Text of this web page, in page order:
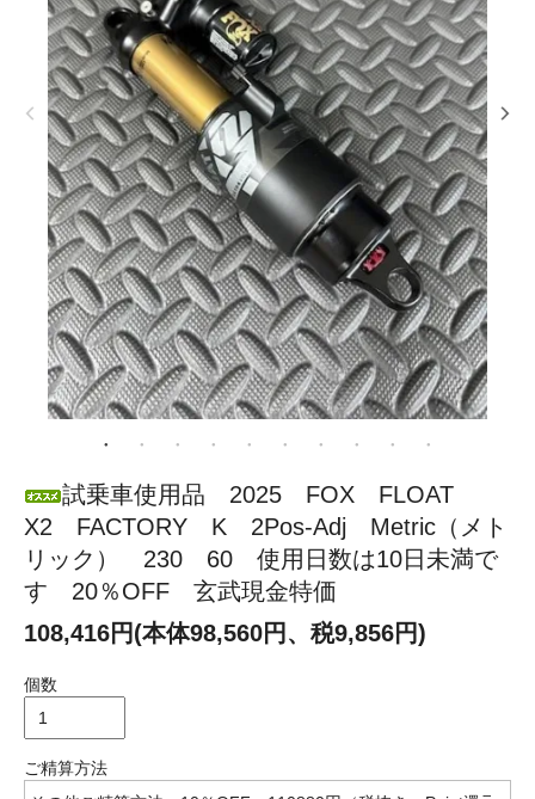
試乗車使用品 2025 FOX FLOAT
X2 FACTORY K 2Pos-Adj Metric（メト
リック） 230 60 使用日数は10日未満で
す 20％OFF 玄武現金特価
108,416円(本体98,560円、税9,856円)
個数
ご精算方法